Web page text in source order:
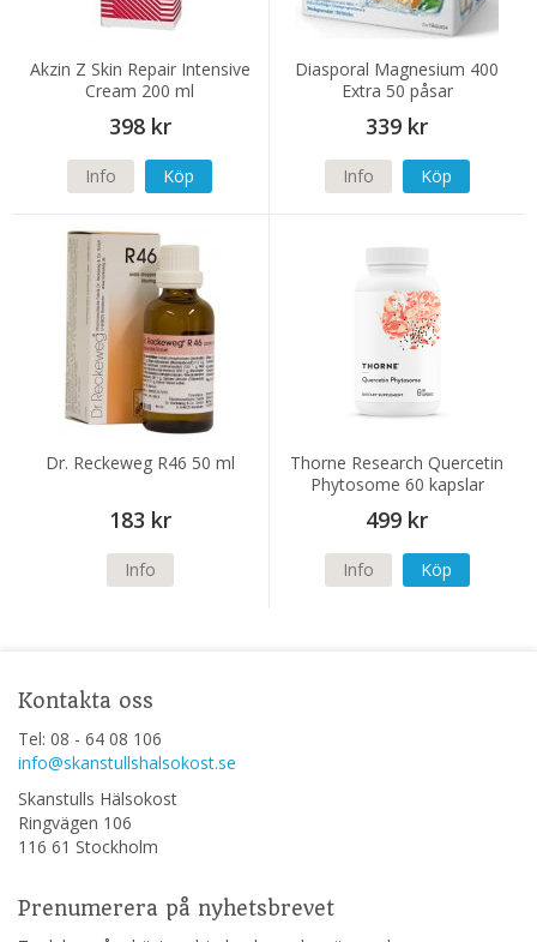
Akzin Z Skin Repair Intensive
Cream 200 ml
398 kr
Info Köp
Diasporal Magnesium 400
Extra 50 påsar
339 kr
Info Köp
Dr. Reckeweg R46 50 ml
183 kr
Info
Thorne Research Quercetin
Phytosome 60 kapslar
499 kr
Info Köp
Kontakta oss
Tel: 08 - 64 08 106
info@skanstullshalsokost.se
Skanstulls Hälsokost
Ringvägen 106
116 61 Stockholm
Prenumerera på nyhetsbrevet